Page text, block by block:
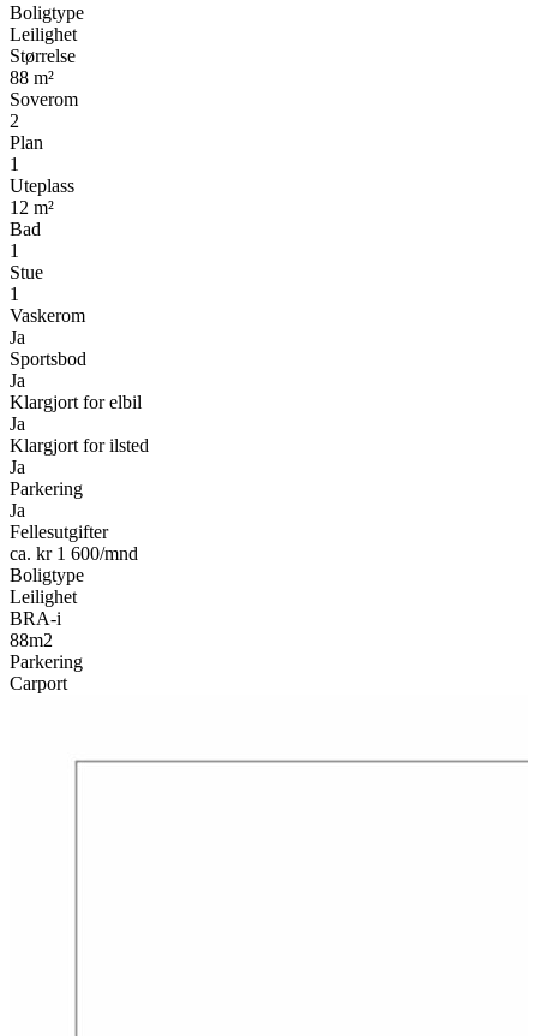
Boligtype
Leilighet
Størrelse
88 m²
Soverom
2
Plan
1
Uteplass
12 m²
Bad
1
Stue
1
Vaskerom
Ja
Sportsbod
Ja
Klargjort for elbil
Ja
Klargjort for ilsted
Ja
Parkering
Ja
Fellesutgifter
ca. kr 1 600/mnd
Boligtype
Leilighet
BRA-i
88m2
Parkering
Carport